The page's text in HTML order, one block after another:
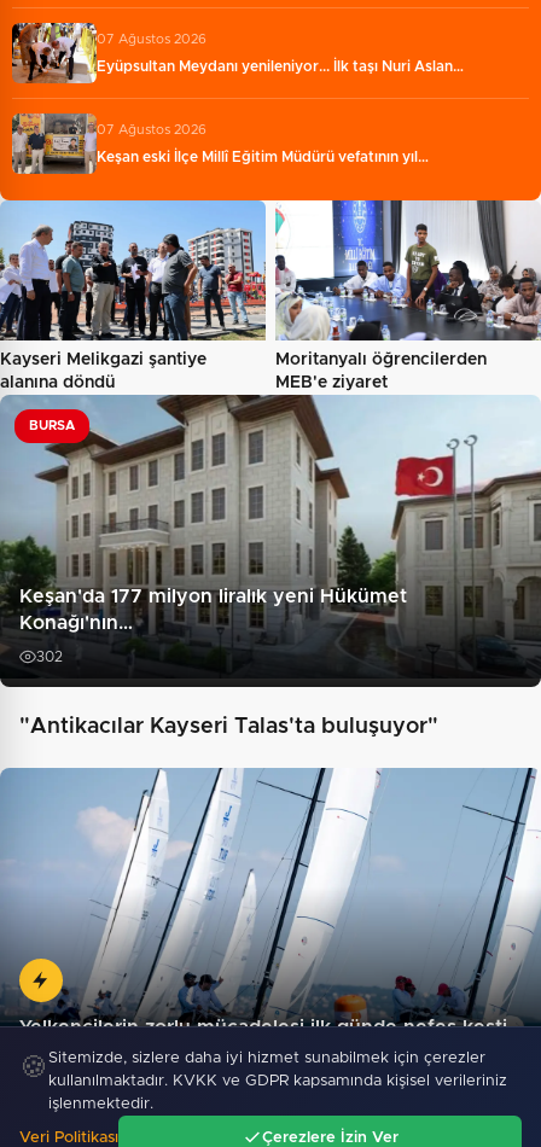
07 Ağustos 2026
Eyüpsultan Meydanı yenileniyor... İlk taşı Nuri Aslan…
07 Ağustos 2026
Keşan eski İlçe Millî Eğitim Müdürü vefatının yıl…
Kayseri Melikgazi şantiye
alanına döndü
Moritanyalı öğrencilerden
MEB'e ziyaret
BURSA
Keşan'da 177 milyon liralık yeni Hükümet
Konağı'nın…
302
"Antikacılar Kayseri Talas'ta buluşuyor"
Yelkencilerin zorlu mücadelesi ilk günde nefes kesti…
🍪 Sitemizde, sizlere daha iyi hizmet sunabilmek için çerezler
kullanılmaktadır. KVKK ve GDPR kapsamında kişisel verileriniz
işlenmektedir.
Veri Politikası Çerezlere İzin Ver